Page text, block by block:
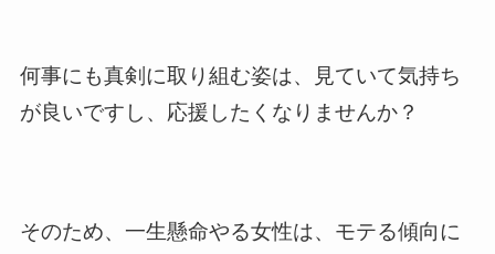
何事にも真剣に取り組む姿は、見ていて気持ち
が良いですし、応援したくなりませんか？
そのため、一生懸命やる女性は、モテる傾向に